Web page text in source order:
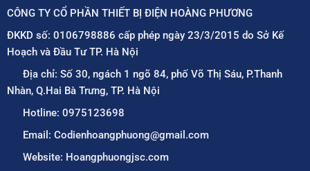
CÔNG TY CỔ PHẦN THIẾT BỊ ĐIỆN HOÀNG PHƯƠNG
ĐKKD số: 0106798886 cấp phép ngày 23/3/2015 do Sở Kế
Hoạch và Đầu Tư TP. Hà Nội
Địa chỉ: Số 30, ngách 1 ngõ 84, phố Võ Thị Sáu, P.Thanh
Nhàn, Q.Hai Bà Trưng, TP. Hà Nội
Hotline: 0975123698
Email: Codienhoangphuong@gmail.com
Website: Hoangphuongjsc.com